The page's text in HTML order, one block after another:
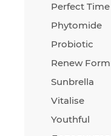
Perfect Time
Phytomide
Probiotic
Renew
Sunbrella
Vitalise
Youthful